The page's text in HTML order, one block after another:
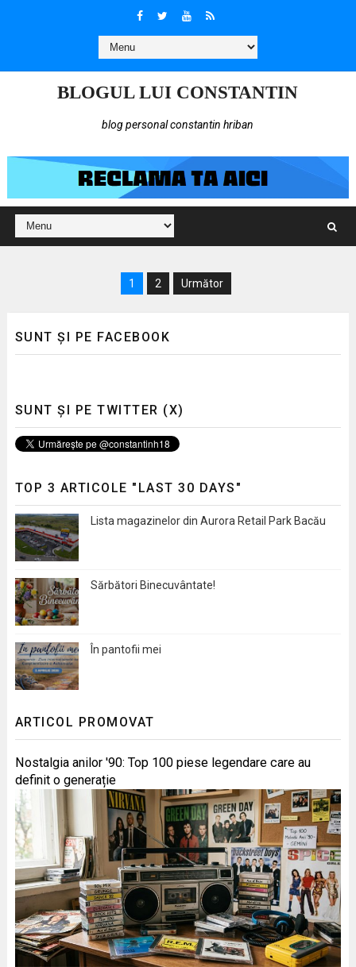
BLOGUL LUI CONSTANTIN
blog personal constantin hriban
1 2 Următor
SUNT ȘI PE FACEBOOK
SUNT ȘI PE TWITTER (X)
TOP 3 ARTICOLE "LAST 30 DAYS"
Lista magazinelor din Aurora Retail Park Bacău
Sărbători Binecuvântate!
În pantofii mei
ARTICOL PROMOVAT
Nostalgia anilor '90: Top 100 piese legendare care au
definit o generație